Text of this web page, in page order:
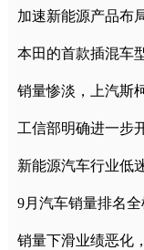
加速新能源产品布
本田的首款插混车
销量惨淡，上汽斯
工信部明确进一步
新能源汽车行业低
9月汽车销量排名
销量下滑业绩恶化